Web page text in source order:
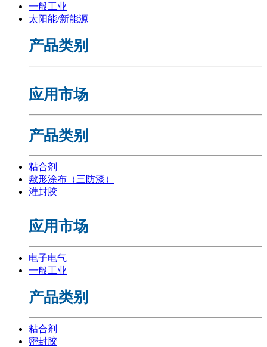
一般工业
太阳能/新能源
产品类别
应用市场
产品类别
粘合剂
敷形涂布（三防漆）
灌封胶
应用市场
电子电气
一般工业
产品类别
粘合剂
密封胶